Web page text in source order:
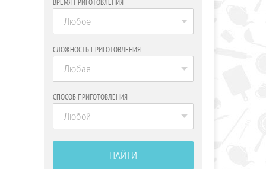
ВРЕМЯ ПРИГОТОВЛЕНИЯ
Любое
СЛОЖНОСТЬ ПРИГОТОВЛЕНИЯ
Любая
СПОСОБ ПРИГОТОВЛЕНИЯ
Любой
НАЙТИ